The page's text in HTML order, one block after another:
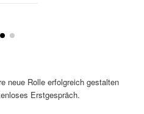
neue Rolle erfolgreich gestalten
Erstgespräch.